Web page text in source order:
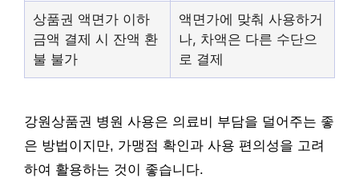
상품권 액면가 이하
금액 결제 시 잔액 환
불 불가
액면가에 맞춰 사용하거
나, 차액은 다른 수단으
로 결제
강원상품권 병원 사용은 의료비 부담을 덜어주는 좋
은 방법이지만, 가맹점 확인과 사용 편의성을 고려
하여 활용하는 것이 좋습니다.